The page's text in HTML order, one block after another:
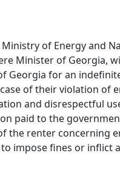
of Energy and
Minister of Georgia,
for an
of their violation of
and disrespectful
paid to the
renter concerning
impose fines or inflict